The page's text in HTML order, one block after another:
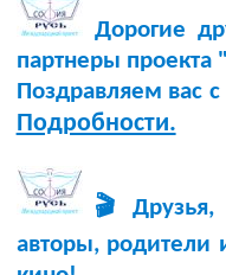
Дорогие
партнеры
Поздравляем
Подробности.
🎬 Друзья,
авторы, родители